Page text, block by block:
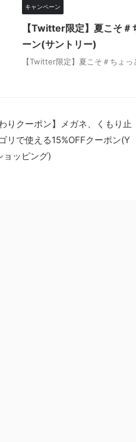
キャンペーン
【Twitter限定】夏こそ
ーン(サントリー)
【Twitter限定】夏こそ＃ちょ
わりクーポン】メガネ、くもり止
リで使える15%OFFクーポン(Y
ョッピング)